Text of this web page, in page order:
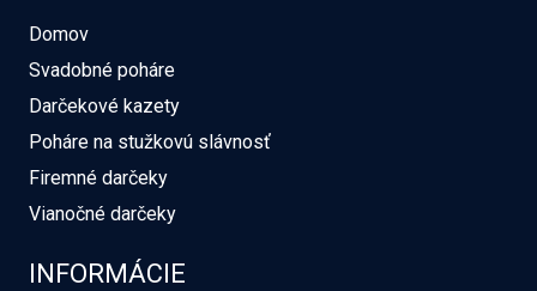
Domov
Svadobné poháre
Darčekové kazety
Poháre na stužkovú slávnosť
Firemné darčeky
Vianočné darčeky
INFORMÁCIE